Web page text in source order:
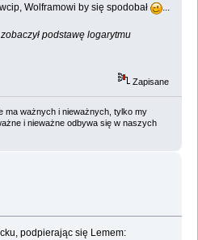
Wolframowi by się spodobał
podstawę logarytmu
Zapisane
ma ważnych i nieważnych, tylko my
i nieważne odbywa się w naszych
podpierając się Lemem: